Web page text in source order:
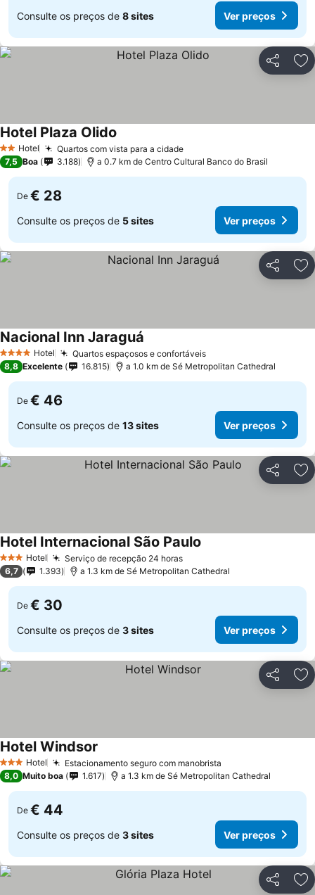
Consulte os preços de 8 sites Ver preços
Partilhar
2 Estrelas
Hotel Quartos com vista para a cidade
Hotel Plaza Olido
7,5 Boa 3.188 a 0.7 km de Centro Cultural Banco do Brasil
De € 28
Consulte os preços de 5 sites Ver preços
Partilhar
4 EstrelasHotel Quartos espaçosos e confortáveis
Nacional Inn Jaraguá
8,8 Excelente 16.815 a 1.0 km de Sé Metropolitan Cathedral
De € 46
Consulte os preços de 13 sites Ver preços
Partilhar
3 EstrelasHotel Serviço de recepção 24 horas
Hotel Internacional São Paulo
6,7 1.393 a 1.3 km de Sé Metropolitan Cathedral
De € 30
Consulte os preços de 3 sites Ver preços
Partilhar
3 EstrelasHotel Estacionamento seguro com manobrista
Hotel Windsor
8,0 Muito boa 1.617 a 1.3 km de Sé Metropolitan Cathedral
De € 44
Consulte os preços de 3 sites Ver preços
Partilhar